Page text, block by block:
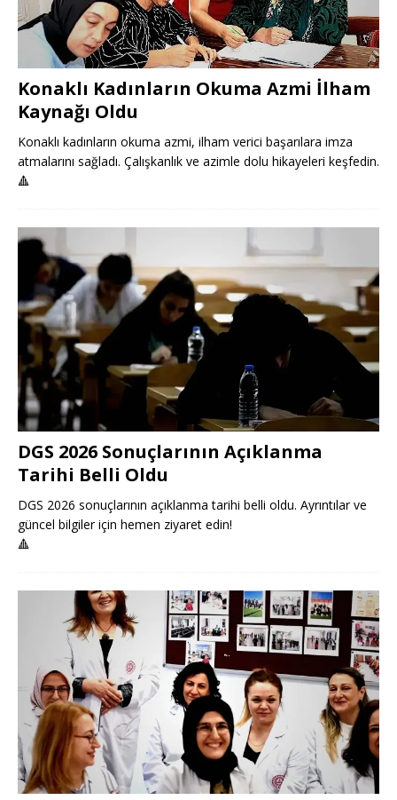
Konaklı Kadınların Okuma Azmi İlham
Kaynağı Oldu
Konaklı kadınların okuma azmi, ilham verici başarılara imza
atmalarını sağladı. Çalışkanlık ve azimle dolu hikayeleri keşfedin.
🔺
DGS 2026 Sonuçlarının Açıklanma
Tarihi Belli Oldu
DGS 2026 sonuçlarının açıklanma tarihi belli oldu. Ayrıntılar ve
güncel bilgiler için hemen ziyaret edin!
🔺